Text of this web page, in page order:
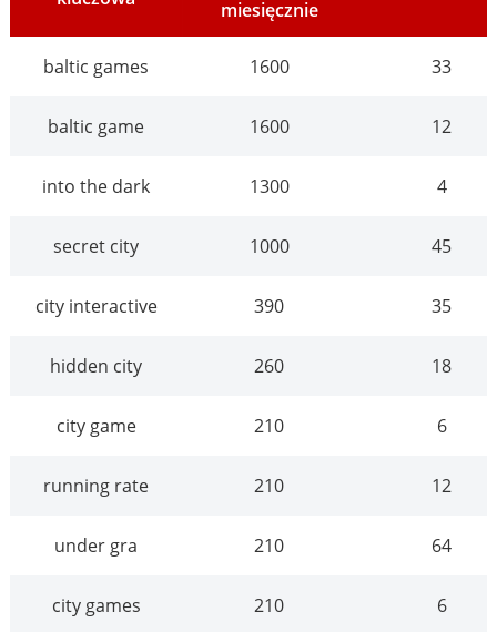
miesięcznie
baltic games 1600 33
baltic game 1600 12
into the dark 1300 4
secret city 1000 45
city interactive 390 35
hidden city 260 18
city game 210 6
running rate 210 12
under gra 210 64
city games 210 6